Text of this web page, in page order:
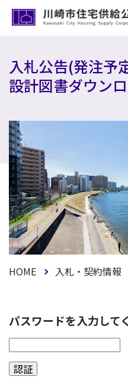
入札公告(発注予
設計図書ダウン
HOME 入札・契約情報
パスワードを入力して